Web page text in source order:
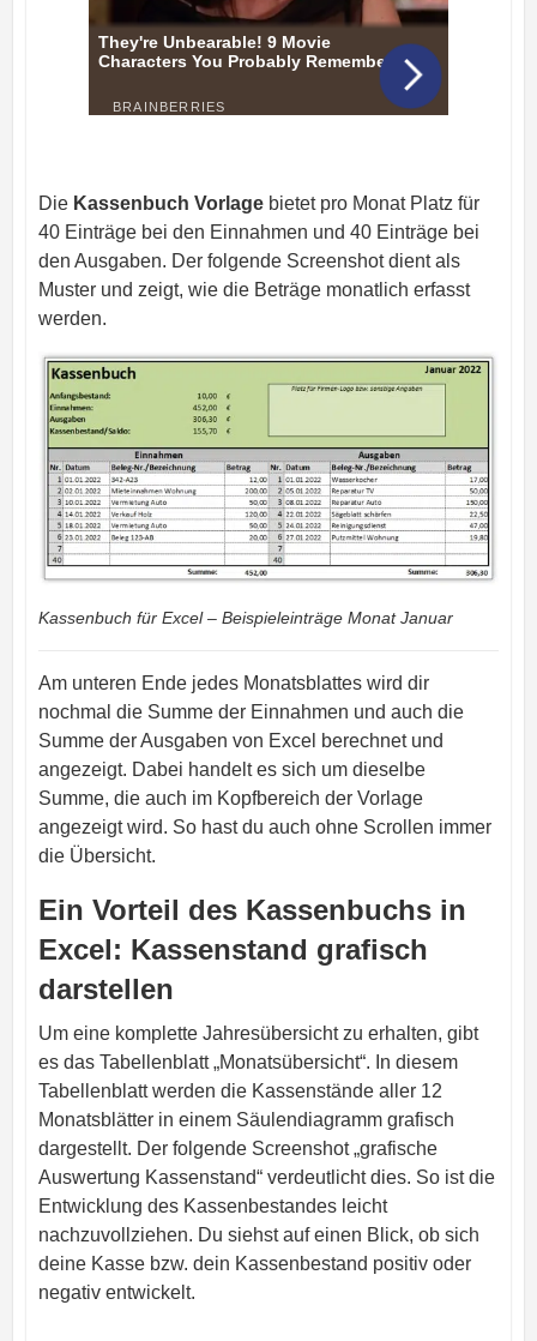
Die Kassenbuch Vorlagebietet pro Monat Platz für
40 Einträge bei den Einnahmen und 40 Einträge bei
den Ausgaben. Der folgende Screenshot dient als
Muster und zeigt, wie die Beträge monatlich erfasst
werden.
Kassenbuch für Excel – Beispieleinträge Monat Januar
Am unteren Ende jedes Monatsblattes wird dir
nochmal die Summe der Einnahmen und auch die
Summe der Ausgaben von Excel berechnet und
angezeigt. Dabei handelt es sich um dieselbe
Summe, die auch im Kopfbereich der Vorlage
angezeigt wird. So hast du auch ohne Scrollen immer
die Übersicht.
Ein Vorteil des Kassenbuchs in
Excel: Kassenstand grafisch
darstellen
Um eine komplette Jahresübersicht zu erhalten, gibt
es das Tabellenblatt „Monatsübersicht“. In diesem
Tabellenblatt werden die Kassenstände aller 12
Monatsblätter in einem Säulendiagramm grafisch
dargestellt. Der folgende Screenshot „grafische
Auswertung Kassenstand“ verdeutlicht dies. So ist die
Entwicklung des Kassenbestandes leicht
nachzuvollziehen. Du siehst auf einen Blick, ob sich
deine Kasse bzw. dein Kassenbestand positiv oder
negativ entwickelt.